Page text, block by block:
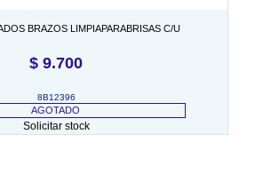
BRAZOS LIMPIAPARABRISAS C/U
$ 9.700
8B12396
AGOTADO
Solicitar stock